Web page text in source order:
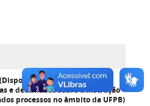
(Disponibilizado pela PROGEP,
e detalhadas sobre a instrução
processos no âmbito da UFPB)